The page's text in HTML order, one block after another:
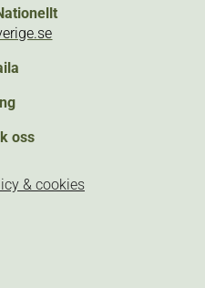
oss
& cookies